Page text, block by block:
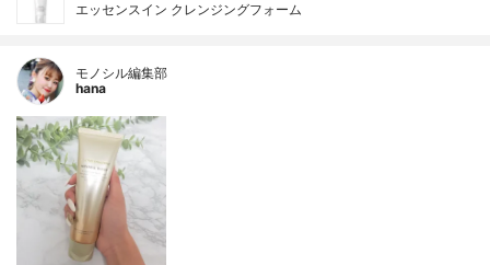
エッセンスイン クレンジングフォーム
モノシル編集部
hana